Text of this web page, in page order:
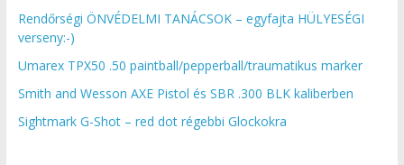
Rendőrségi ÖNVÉDELMI TANÁCSOK – egyfajta HÜLYESÉGI
verseny:-)
Umarex TPX50 .50 paintball/pepperball/traumatikus marker
Smith and Wesson AXE Pistol és SBR .300 BLK kaliberben
Sightmark G-Shot – red dot régebbi Glockokra